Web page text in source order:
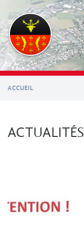
contenu
principal
ACCUEIL
ACTUALITÉS